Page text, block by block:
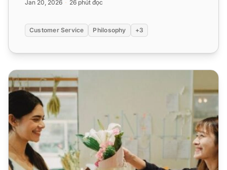
Jan 20, 2026 26 phút đọc
Customer Service Philosophy +3
Danh sách kiểm tra Tiêu chuẩn Dịch vụ Khách hàng